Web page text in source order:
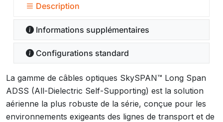
Description
Informations supplémentaires
Configurations standard
La gamme de câbles optiques SkySPAN™ Long Span
ADSS (All-Dielectric Self-Supporting) est la solution
aérienne la plus robuste de la série, conçue pour les
environnements exigeants des lignes de transport et de